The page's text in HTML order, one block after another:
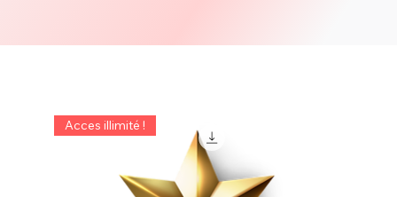
Acces illimité !